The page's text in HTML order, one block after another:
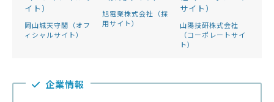
岡山城天守閣（オフ
ィシャルサイト）
旭電業株式会社（採
用サイト）
山陽技研株式会社
（コーポレートサイ
ト）
企業情報